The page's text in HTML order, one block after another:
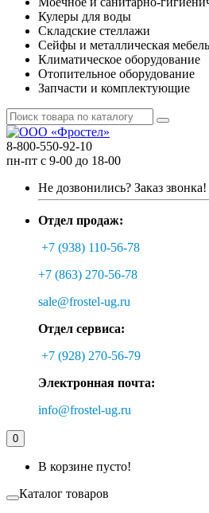
Кулеры для воды
Складские стеллажи
Сейфы и металлическая мебель
Климатическое оборудование
Отопительное оборудование
Запчасти и комплектующие
8-800-550-92-10
пн-пт с 9-00 до 18-00
Не дозвонились? Заказ звонка!
Отдел продаж:
+7 (938) 110-56-78
+7 (863) 270-56-78
sale@frostel-ug.ru
Отдел сервиса:
+7 (928) 270-56-79
Электронная почта:
info@frostel-ug.ru
0
В корзине пусто!
Каталог товаров